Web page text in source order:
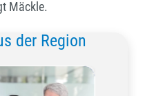
Mäckle.
der Region